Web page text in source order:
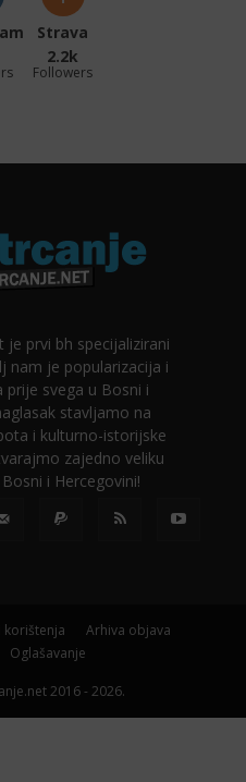
Strava
2.2k
Followers
prvi bh specijalizirani
nam je popularizacija i
svega u Bosni i
stavljamo na
i kulturno-istorijske
zajedno veliku
i Hercegovini!
korištenja
Arhiva objava
Oglašavanje
2016 - 2026.